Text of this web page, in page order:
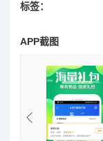
标签：
APP截图